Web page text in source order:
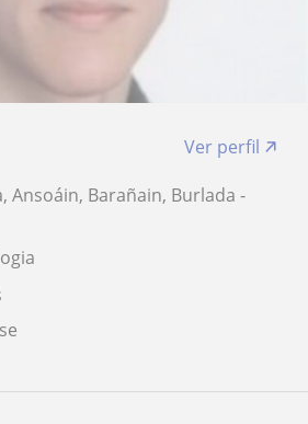
Ver perfil
Ansoáin, Barañain, Burlada -